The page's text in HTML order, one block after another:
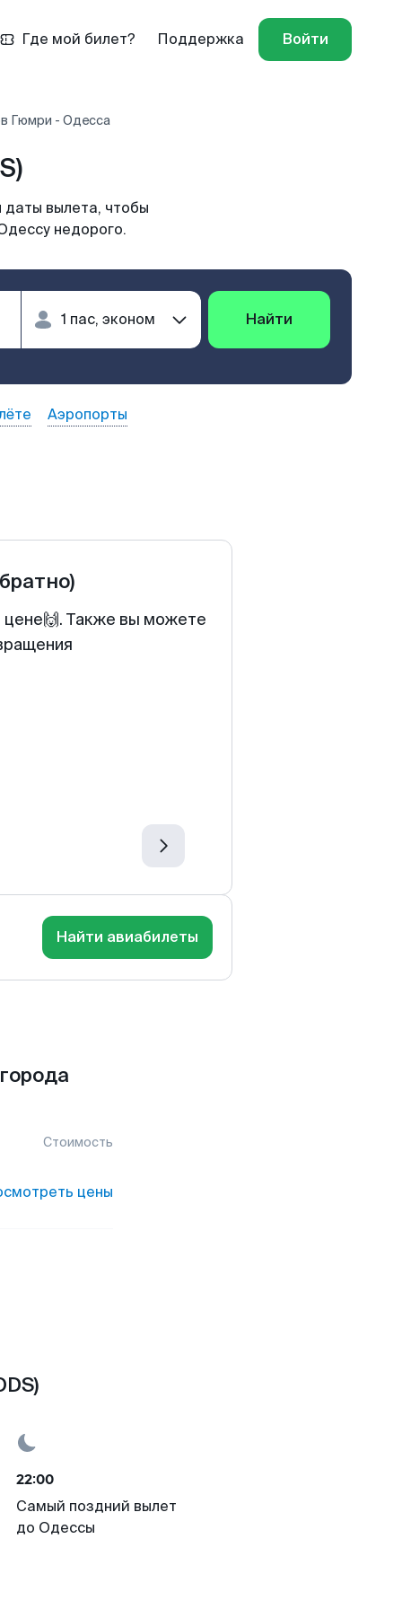
Где мой билет? Поддержка Войти
Гюмри - Одесса
вылета, чтобы
недорого.
Найти
Аэропорты
цене🙌. Также вы можете
Найти авиабилеты
Стоимость
цены
22:00
Самый поздний вылет
до Одессы